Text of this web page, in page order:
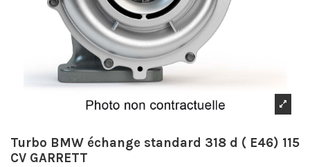
Turbo BMW échange standard 318 d ( E46) 115
CV GARRETT